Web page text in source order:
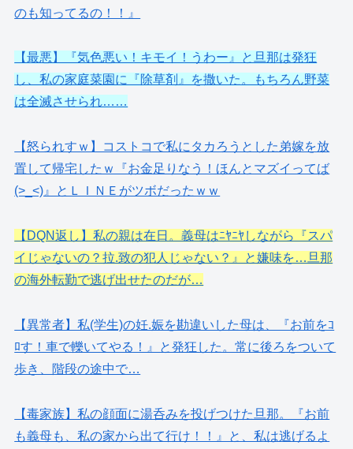
のも知ってるの！！』
【最悪】『気色悪い！キモイ！うわー』と旦那は発狂
し、私の家庭菜園に『除草剤』を撒いた。もちろん野菜
は全滅させられ……
【怒られすｗ】コストコで私にタカろうとした弟嫁を放
置して帰宅したｗ『お金足りなう！ほんとマズイってば
(>_<)』とＬＩＮＥがツボだったｗｗ
【DQN返し】私の親は在日。義母はﾆﾔﾆﾔしながら『スパ
イじゃないの？拉.致の犯人じゃない？』と嫌味を…旦那
の海外転勤で逃げ出せたのだが…
【異常者】私(学生)の妊.娠を勘違いした母は、『お前をｺ
ﾛす！車で轢いてやる！』と発狂した。常に後ろをついて
歩き、階段の途中で…
【毒家族】私の顔面に湯呑みを投げつけた旦那。『お前
も義母も、私の家から出て行け！！』と、私は逃げるよ